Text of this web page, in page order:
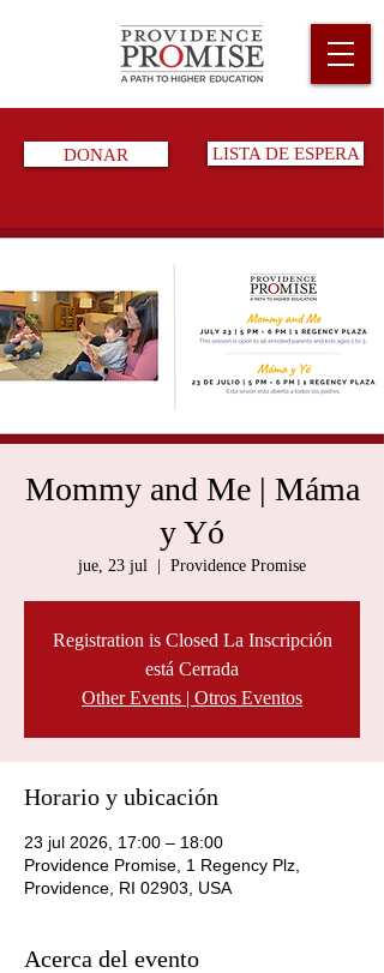
DONAR LISTA DE ESPERA
Mommy and Me | Máma
y Yó
jue, 23 jul Providence Promise
Registration is Closed La Inscripción
está Cerrada
Other Events | Otros Eventos
Horario y ubicación
23 jul 2026, 17:00 – 18:00
Providence Promise, 1 Regency Plz,
Providence, RI 02903, USA
Acerca del evento